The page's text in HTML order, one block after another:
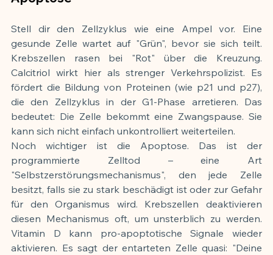
Stell dir den Zellzyklus wie eine Ampel vor. Eine
gesunde Zelle wartet auf "Grün", bevor sie sich teilt.
Krebszellen rasen bei "Rot" über die Kreuzung.
Calcitriol wirkt hier als strenger Verkehrspolizist. Es
fördert die Bildung von Proteinen (wie p21 und p27),
die den Zellzyklus in der G1-Phase arretieren. Das
bedeutet: Die Zelle bekommt eine Zwangspause. Sie
kann sich nicht einfach unkontrolliert weiterteilen.
Noch wichtiger ist die Apoptose. Das ist der
programmierte Zelltod – eine Art
"Selbstzerstörungsmechanismus", den jede Zelle
besitzt, falls sie zu stark beschädigt ist oder zur Gefahr
für den Organismus wird. Krebszellen deaktivieren
diesen Mechanismus oft, um unsterblich zu werden.
Vitamin D kann pro-apoptotische Signale wieder
aktivieren. Es sagt der entarteten Zelle quasi: "Deine